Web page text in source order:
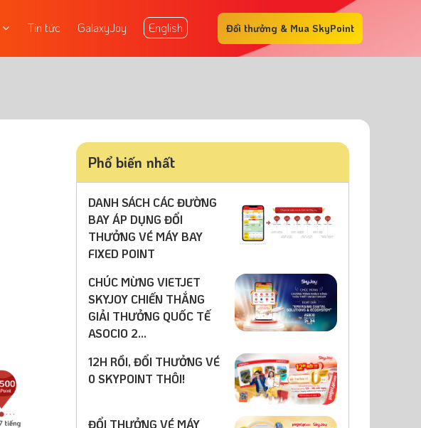
Tin tức GalaxyJoy English Đổi thưởng & Mua SkyPoint
Phổ biến nhất
DANH SÁCH CÁC ĐƯỜNG
BAY ÁP DỤNG ĐỔI
THƯỞNG VÉ MÁY BAY
FIXED POINT
CHÚC MỪNG VIETJET
SKYJOY CHIẾN THẮNG
GIẢI THƯỞNG QUỐC TẾ
ASOCIO 2...
12H RỒI, ĐỔI THƯỞNG VÉ
0 SKYPOINT THÔI!
ĐỔI THƯỞNG VÉ MÁY